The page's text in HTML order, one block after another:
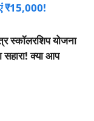
₹15,000!
स्कॉलरशिप योजना
क्या आप